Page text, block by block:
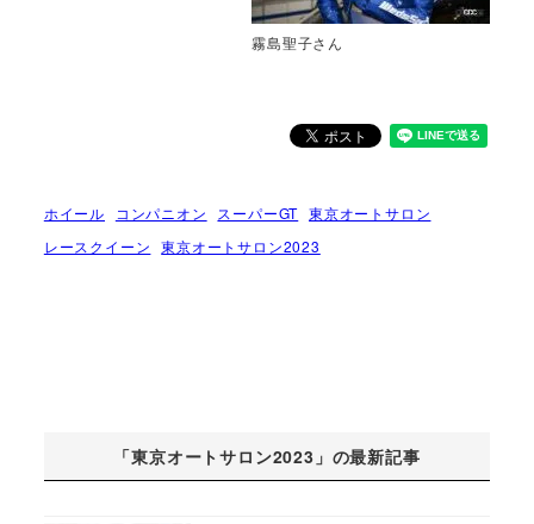
霧島聖子さん
ホイール コンパニオン スーパーGT 東京オートサロン
レースクイーン
東京オートサロン2023
「東京オートサロン2023」の最新記事